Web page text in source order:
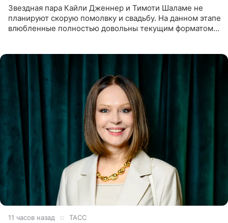
Звездная пара Кайли Дженнер и Тимоти Шаламе не
планируют скорую помолвку и свадьбу. На данном этапе
влюбленные полностью довольны текущим форматом
11 часов назад ТАСС